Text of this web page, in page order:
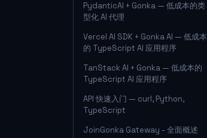
PydanticAI + Gonka — 低成本的类
型化 AI 代理
Vercel AI SDK + Gonka AI — 低成本
的 TypeScript AI 应用程序
TanStack AI + Gonka — 低成本的
TypeScript AI 应用程序
API 快速入门 — curl, Python,
TypeScript
JoinGonka Gateway - 全面概述